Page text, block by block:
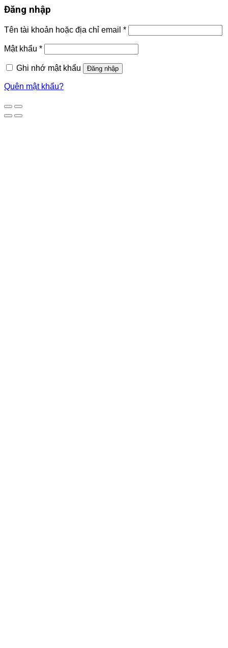
Đăng nhập
Tên tài khoản hoặc địa chỉ email *
Mật khẩu *
Ghi nhớ mật khẩu Đăng nhập
Quên mật khẩu?